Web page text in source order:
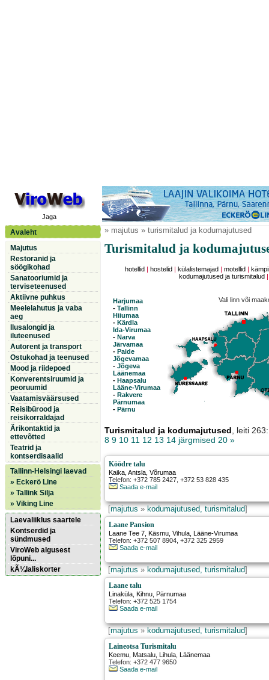
Jaga
Avaleht
Majutus
Restoranid ja
söögikohad
Sanatooriumid ja
terviseteenused
Aktiivne puhkus
Meelelahutus ja vaba
aeg
Ilusalongid ja
iluteenused
Autorent ja transport
Ostukohad ja teenused
Mood ja riidepoed
Konverentsiruumid ja
peoruumid
Vaatamisväärsused
Reisibürood ja
reisikorraldajad
Ärikontaktid ja
ettevõtted
Teatrid ja
kontserdisaalid
Tallinn-Helsingi laevad
» Eckerö Line
» Tallink Silja
» Viking Line
Laevaliiklus saartele
Kontserdid ja
sündmused
ViroWeb algusest
lõpuni...
kÃ¼laliskorter
» majutus » turismitalud ja kodumajutused
Turismitalud ja
hotellid hostelid külalistemajad |motellid
kodumajutused ja turismitalud
Harjumaa
- Tallinn
Hiiumaa
- Kärdla
Ida-Virumaa
- Narva
Järvamaa
- Paide
Jõgevamaa
- Jõgeva
Läänemaa
- Haapsalu
Lääne-Virumaa
- Rakvere
Pärnumaa
- Pärnu
Vali linn või
Turismitalud ja kodumajutused, leiti
8 9 10 11 12 13 14 järgmised 20 »
Köödre talu
Kaika ,Antsla , Võrumaa
Telefon: +372 785 2427, +372 53 828 435
Saada e-mail
[majutus»kodumajutused, turismitalud]
Laane Pansion
Laane Tee 7, Käsmu ,Vihula , Lääne-Virumaa
Telefon: +372 507 8904, +372 325 2959
Saada e-mail
[majutus»kodumajutused, turismitalud]
Laane talu
Linaküla Kihnu , Pärnumaa
Telefon: +372 525 1754
Saada e-mail
[majutus»kodumajutused, turismitalud]
Laineotsa Turismitalu
Keemu, Matsalu Lihula , Läänemaa
Telefon: +372 477 9650
Saada e-mail